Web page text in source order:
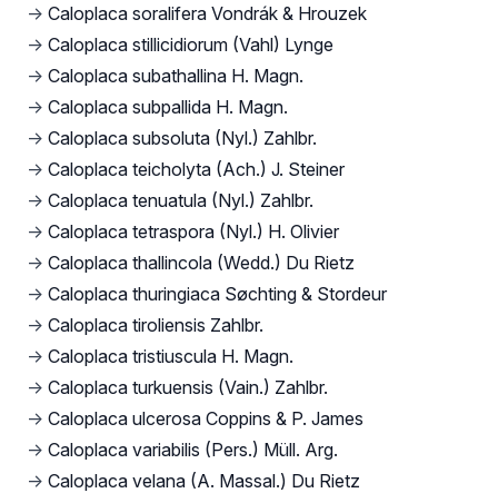
→ Caloplaca soralifera Vondrák & Hrouzek
→ Caloplaca stillicidiorum (Vahl) Lynge
→ Caloplaca subathallina H. Magn.
→ Caloplaca subpallida H. Magn.
→ Caloplaca subsoluta (Nyl.) Zahlbr.
→ Caloplaca teicholyta (Ach.) J. Steiner
→ Caloplaca tenuatula (Nyl.) Zahlbr.
→ Caloplaca tetraspora (Nyl.) H. Olivier
→ Caloplaca thallincola (Wedd.) Du Rietz
→ Caloplaca thuringiaca Søchting & Stordeur
→ Caloplaca tiroliensis Zahlbr.
→ Caloplaca tristiuscula H. Magn.
→ Caloplaca turkuensis (Vain.) Zahlbr.
→ Caloplaca ulcerosa Coppins & P. James
→ Caloplaca variabilis (Pers.) Müll. Arg.
→ Caloplaca velana (A. Massal.) Du Rietz